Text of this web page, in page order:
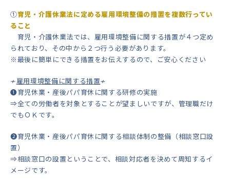
①育児・介護休業法に定める雇用環境整備の措置を複数行ってい
ること
育児・介護休業法では、雇用環境整備に関する措置が４つ定め
られており、その中から２つ行う必要があります。
※最後に簡単にできる措置をお伝えするので、ご安心ください
≁雇用環境整備に関する措置≁
❶育児休業・産後パパ育休に関する研修の実施
⇒全ての労働者を対象とすることが望ましいですが、管理職だけ
でもＯＫです。
❷育児休業・産後パパ育休に関する相談体制の整備（相談窓口設
置）
⇒相談窓口の設置ということで、相談対応者を決めて周知するイ
メージです。